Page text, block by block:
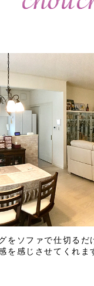
をソファで仕切る
を感じさせてくれま